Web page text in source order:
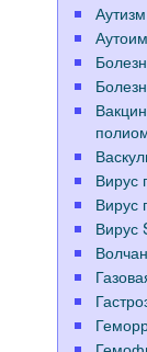
Аутизм
Вирус
Вирус
Вирус